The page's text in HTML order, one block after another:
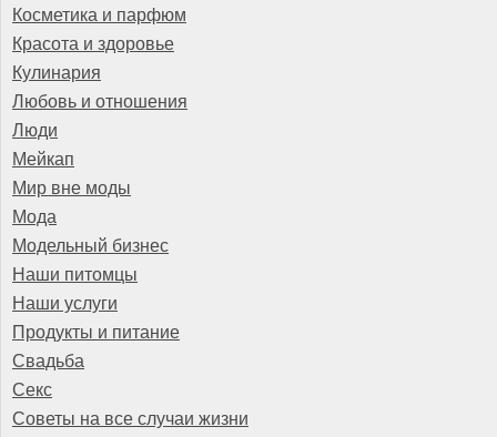
Косметика и парфюм
Красота и здоровье
Кулинария
Любовь и отношения
Люди
Мейкап
Мир вне моды
Мода
Модельный бизнес
Наши питомцы
Наши услуги
Продукты и питание
Свадьба
Секс
Советы на все случаи жизни